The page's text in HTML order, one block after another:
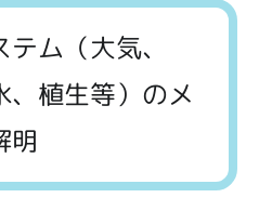
ム（大気、
、植生等）のメ
明